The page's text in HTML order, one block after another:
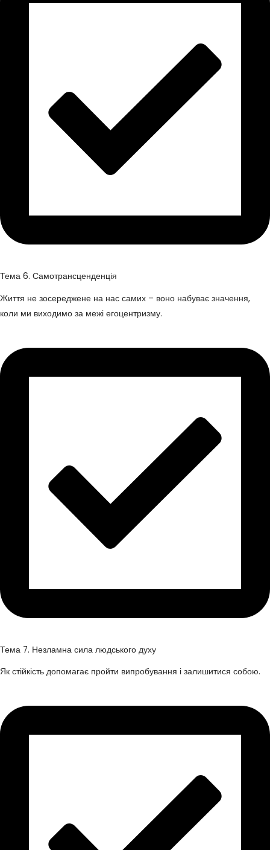
Тема 6. Самотрансценденція
Життя не зосереджене на нас самих – воно набуває значення,
коли ми виходимо за межі егоцентризму.
Тема 7. Незламна сила людського духу
Як стійкість допомагає пройти випробування і залишитися собою.